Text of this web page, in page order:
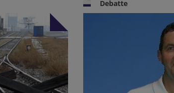
Debatte